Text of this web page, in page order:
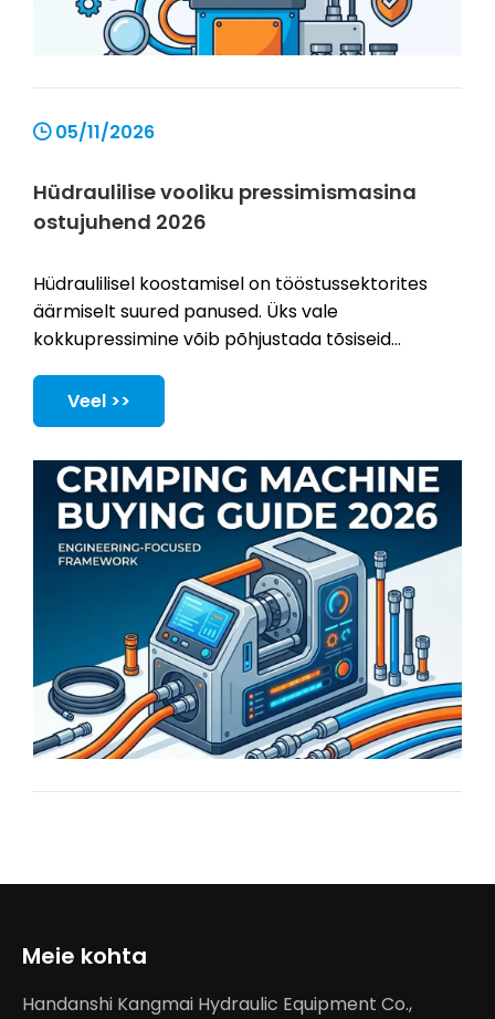
05/11/2026
Hüdraulilise vooliku pressimismasina
ostujuhend 2026
Hüdraulilisel koostamisel on tööstussektorites
äärmiselt suured panused. Üks vale
kokkupressimine võib põhjustada tõsiseid
katastroofilisi seadmete rikkeid ja vahetuid
ohutusriske. 2026. aasta tootmismaastik nõuab
Veel >>
Meie kohta
Handanshi Kangmai Hydraulic Equipment Co.,